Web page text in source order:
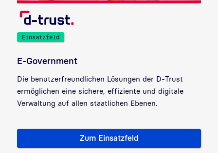
Einsatzfeld
E-Government
Die benutzerfreundlichen Lösungen der D-Trust
ermöglichen eine sichere, effiziente und digitale
Verwaltung auf allen staatlichen Ebenen.
Zum EinsatzfeldBranche: E-Government